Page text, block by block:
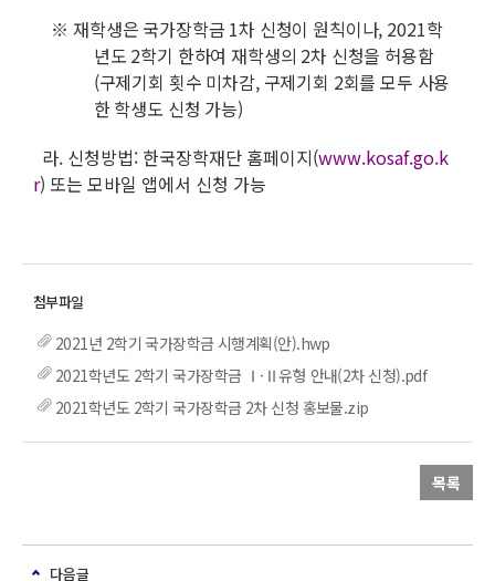
※ 재학생은 국가장학금 1차 신청이 원칙이나, 2021학
년도 2학기 한하여 재학생의 2차 신청을 허용함
(구제기회 횟수 미차감, 구제기회 2회를 모두 사용
한 학생도 신청 가능)
라. 신청방법: 한국장학재단 홈페이지(www.kosaf.go.k
r) 또는 모바일 앱에서 신청 가능
2021년 2학기 국가장학금 시행계획(안).hwp
2021학년도 2학기 국가장학금 Ⅰ·Ⅱ유형 안내(2차 신청).pdf
2021학년도 2학기 국가장학금 2차 신청 홍보물.zip
목록
다음글